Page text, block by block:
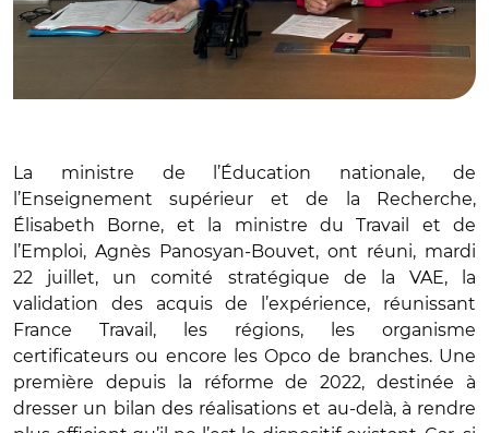
La ministre de l’Éducation nationale, de
l’Enseignement supérieur et de la Recherche,
Élisabeth Borne, et la ministre du Travail et de
l’Emploi, Agnès Panosyan-Bouvet, ont réuni, mardi
22 juillet, un comité stratégique de la VAE, la
validation des acquis de l’expérience, réunissant
France Travail, les régions, les organisme
certificateurs ou encore les Opco de branches. Une
première depuis la réforme de 2022, destinée à
dresser un bilan des réalisations et au-delà, à rendre